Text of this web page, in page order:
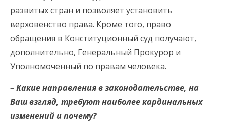
развитых стран и позволяет установить
верховенство права. Кроме того, право
обращения в Конституционный суд получают,
дополнительно, Генеральный Прокурор и
Уполномоченный по правам человека.
– Какие направления в законодательстве, на
Ваш взгляд, требуют наиболее кардинальных
изменений и почему?